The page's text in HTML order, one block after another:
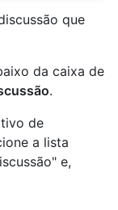
que
da caixa de
.
de
a lista
e,